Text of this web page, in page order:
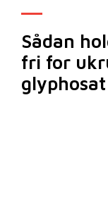
Sådan
fri for
glyphosat